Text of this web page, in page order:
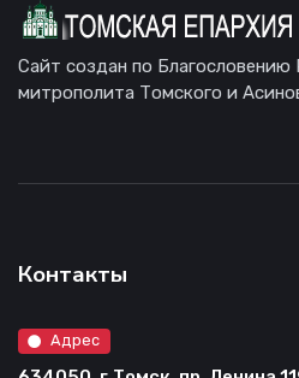
Сайт создан по Благословению
митрополита Томского и
Контакты
Адрес